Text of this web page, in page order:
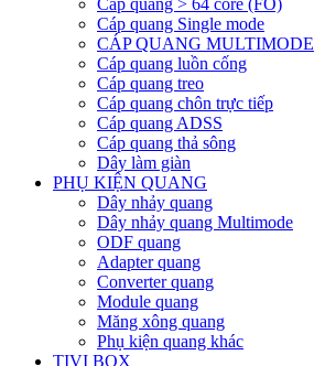
Cáp quang Single mode
CÁP QUANG MULTIMODE
Cáp quang luồn cống
Cáp quang treo
Cáp quang chôn trực tiếp
Cáp quang ADSS
Cáp quang thả sông
Dây làm giàn
PHỤ KIỆN QUANG
Dây nhảy quang
Dây nhảy quang Multimode
ODF quang
Adapter quang
Converter quang
Module quang
Măng xông quang
Phụ kiện quang khác
TIVI BOX